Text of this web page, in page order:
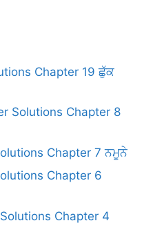
Chapter 19 ਛੁੱਕ
Solutions Chapter 8
Chapter 7 ਨਮੂਨੇ
Chapter 6
Chapter 4